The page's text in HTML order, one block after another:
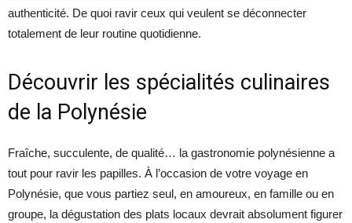
authenticité. De quoi ravir ceux qui veulent se déconnecter
totalement de leur routine quotidienne.
Découvrir les spécialités culinaires
de la Polynésie
Fraîche, succulente, de qualité… la gastronomie polynésienne a
tout pour ravir les papilles. À l’occasion de votre voyage en
Polynésie, que vous partiez seul, en amoureux, en famille ou en
groupe, la dégustation des plats locaux devrait absolument figurer